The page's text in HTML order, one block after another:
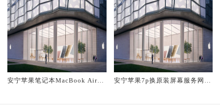
安宁苹果笔记本MacBook Air换
安宁苹果7p换原装屏幕服务网点